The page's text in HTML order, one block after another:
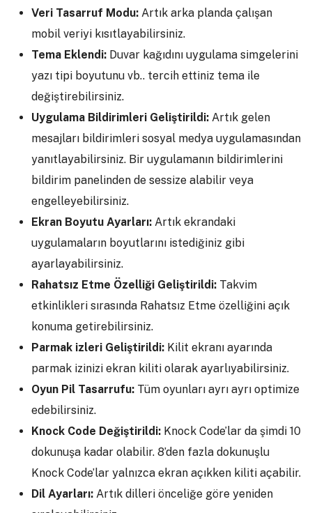
Veri Tasarruf Modu: Artık arka planda çalışan
mobil veriyi kısıtlayabilirsiniz.
Tema Eklendi: Duvar kağıdını uygulama simgelerini
yazı tipi boyutunu vb.. tercih ettiniz tema ile
değiştirebilirsiniz.
Uygulama Bildirimleri Geliştirildi: Artık gelen
mesajları bildirimleri sosyal medya uygulamasından
yanıtlayabilirsiniz. Bir uygulamanın bildirimlerini
bildirim panelinden de sessize alabilir veya
engelleyebilirsiniz.
Ekran Boyutu Ayarları: Artık ekrandaki
uygulamaların boyutlarını istediğiniz gibi
ayarlayabilirsiniz.
Rahatsız Etme Özelliği Geliştirildi: Takvim
etkinlikleri sırasında Rahatsız Etme özelliğini açık
konuma getirebilirsiniz.
Parmak izleri Geliştirildi: Kilit ekranı ayarında
parmak izinizi ekran kiliti olarak ayarlıyabilirsiniz.
Oyun Pil Tasarrufu: Tüm oyunları ayrı ayrı optimize
edebilirsiniz.
Knock Code Değiştirildi: Knock Code’lar da şimdi 10
dokunuşa kadar olabilir. 8’den fazla dokunuşlu
Knock Code’lar yalnızca ekran açıkken kiliti açabilir.
Dil Ayarları: Artık dilleri önceliğe göre yeniden